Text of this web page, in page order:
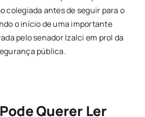
colegiada antes de seguir para o
o início de uma importante
pelo senador Izalci em prol da
pública.
Querer Ler